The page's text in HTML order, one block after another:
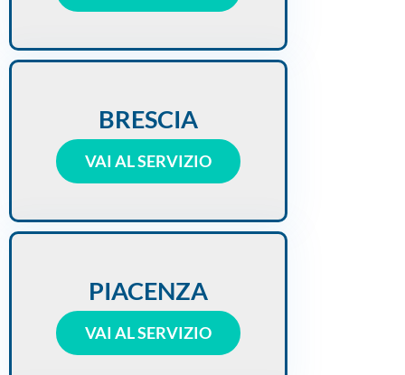
BRESCIA
VAI AL SERVIZIO
PIACENZA
VAI AL SERVIZIO